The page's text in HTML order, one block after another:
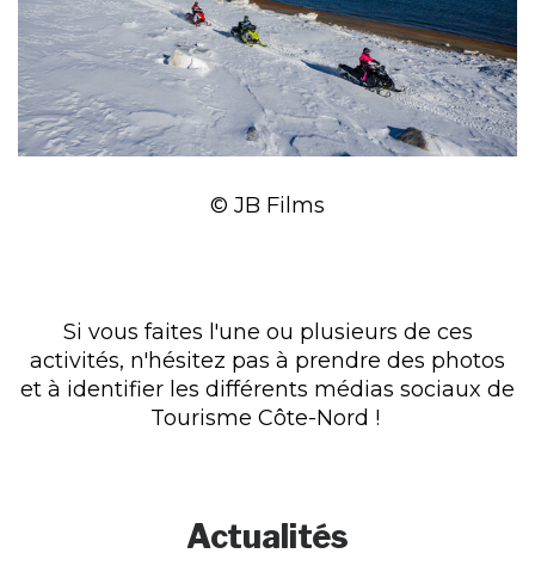
© JB Films
Si vous faites l'une ou plusieurs de ces
activités, n'hésitez pas à prendre des photos
et à identifier les différents médias sociaux de
Tourisme Côte-Nord !
Actualités